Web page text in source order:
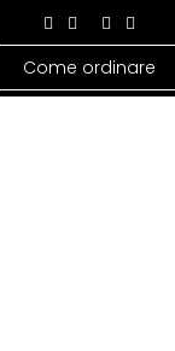
Come ordinare